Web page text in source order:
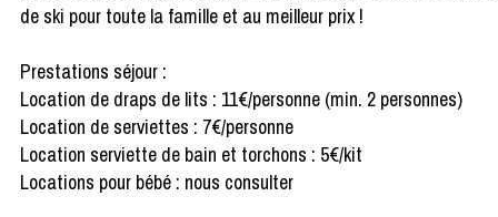
de ski pour toute la famille et au meilleur prix !
Prestations séjour :
Location de draps de lits : 11€/personne (min. 2 personnes)
Location de serviettes : 7€/personne
Location serviette de bain et torchons : 5€/kit
Locations pour bébé : nous consulter